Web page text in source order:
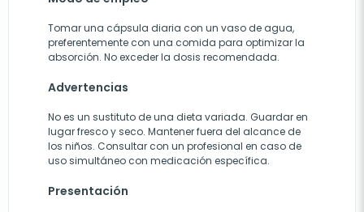
Tomar una cápsula diaria con un vaso de agua,
preferentemente con una comida para optimizar la
absorción. No exceder la dosis recomendada.
Advertencias
No es un sustituto de una dieta variada. Guardar en
lugar fresco y seco. Mantener fuera del alcance de
los niños. Consultar con un profesional en caso de
uso simultáneo con medicación específica.
Presentación